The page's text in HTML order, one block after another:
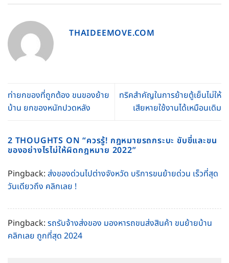
THAIDEEMOVE.COM
ท่ายกของที่ถูกต้อง ขนของย้าย
บ้าน ยกของหนักปวดหลัง
ทริคสำคัญในการย้ายตู้เย็นไม่ให้
เสียหายใช้งานได้เหมือนเดิม
2 THOUGHTS ON “ควรรู้! กฎหมายรถกระบะ ขับขี่และขน
ของอย่างไรไม่ให้ผิดกฎหมาย 2022”
Pingback: ส่งของด่วนไปต่างจังหวัด บริการขนย้ายด่วน เร็วที่สุด
วันเดียวถึง คลิกเลย !
Pingback: รถรับจ้างส่งของ มองหารถขนส่งสินค้า ขนย้ายบ้าน
คลิกเลย ถูกที่สุด 2024